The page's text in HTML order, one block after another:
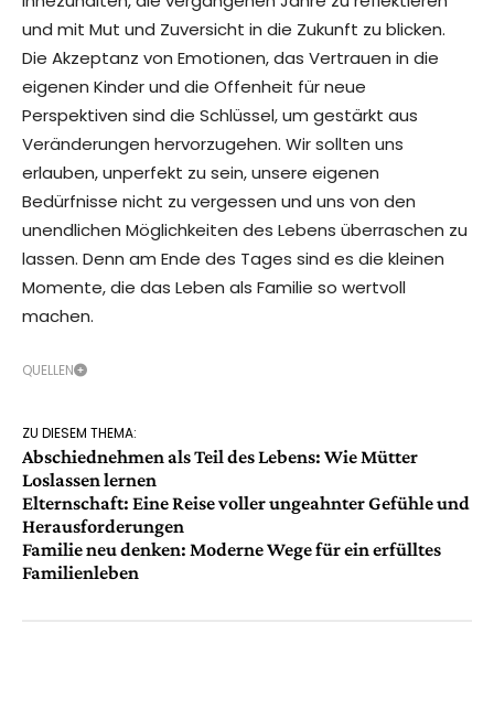
und mit Mut und Zuversicht in die Zukunft zu blicken.
Die Akzeptanz von Emotionen, das Vertrauen in die
eigenen Kinder und die Offenheit für neue
Perspektiven sind die Schlüssel, um gestärkt aus
Veränderungen hervorzugehen. Wir sollten uns
erlauben, unperfekt zu sein, unsere eigenen
Bedürfnisse nicht zu vergessen und uns von den
unendlichen Möglichkeiten des Lebens überraschen zu
lassen. Denn am Ende des Tages sind es die kleinen
Momente, die das Leben als Familie so wertvoll
machen.
QUELLEN
ZU DIESEM THEMA:
Abschiednehmen als Teil des Lebens: Wie Mütter
Loslassen lernen
Elternschaft: Eine Reise voller ungeahnter Gefühle und
Herausforderungen
Familie neu denken: Moderne Wege für ein erfülltes
Familienleben